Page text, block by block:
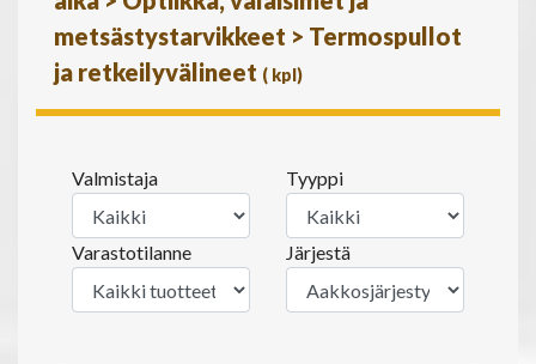
metsästystarvikkeet > Termospullot
ja retkeilyvälineet ( kpl)
Valmistaja Tyyppi
Varastotilanne Järjestä